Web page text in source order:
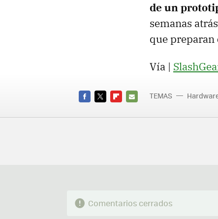
de un
semanas
que preparan
Vía |
MAIL
TEMAS
Comentarios cerrados